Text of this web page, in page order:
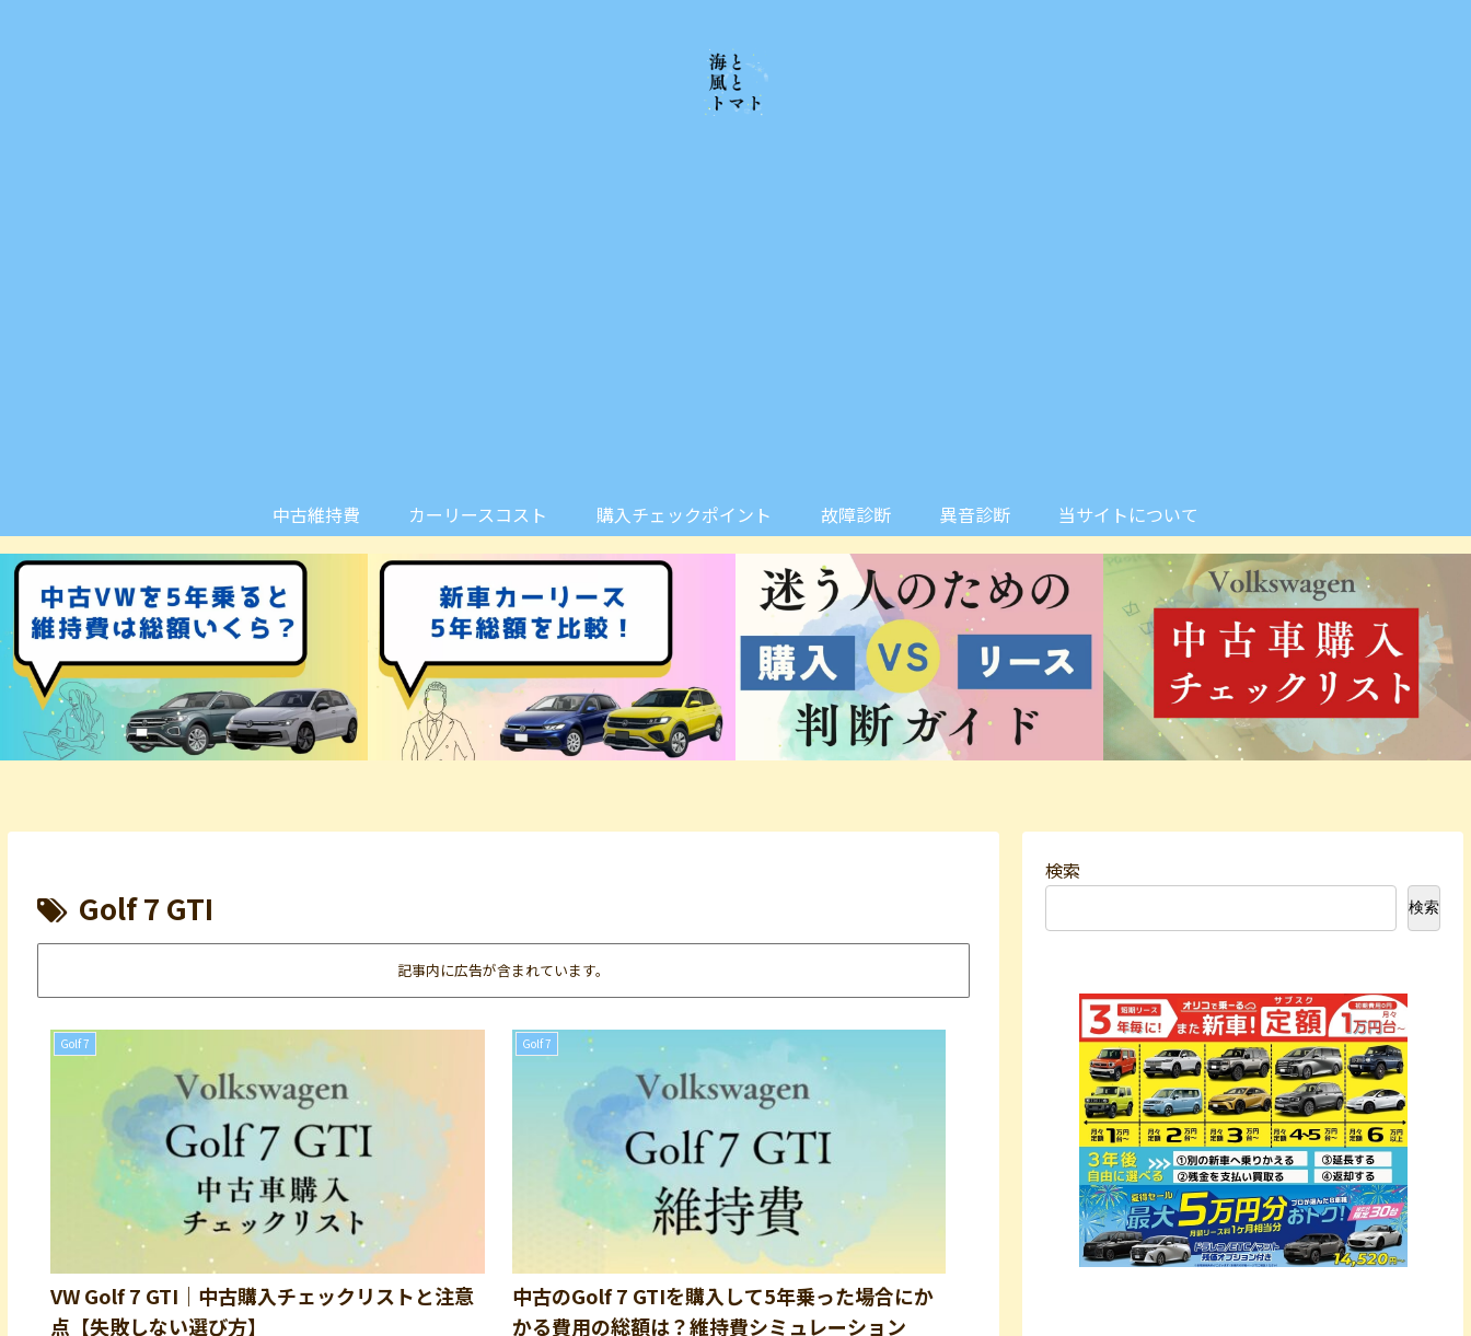
中古維持費 カーリースコスト 購入チェックポイント 故障診断 異音診断 当サイトについて
Golf 7 GTI
記事内に広告が含まれています。
Golf 7
VW Golf 7 GTI｜中古購入チェックリストと注意
点【失敗しない選び方】
Golf 7
中古のGolf 7 GTIを購入して5年乗った場合にか
かる費用の総額は？維持費シミュレーション
検索
検索